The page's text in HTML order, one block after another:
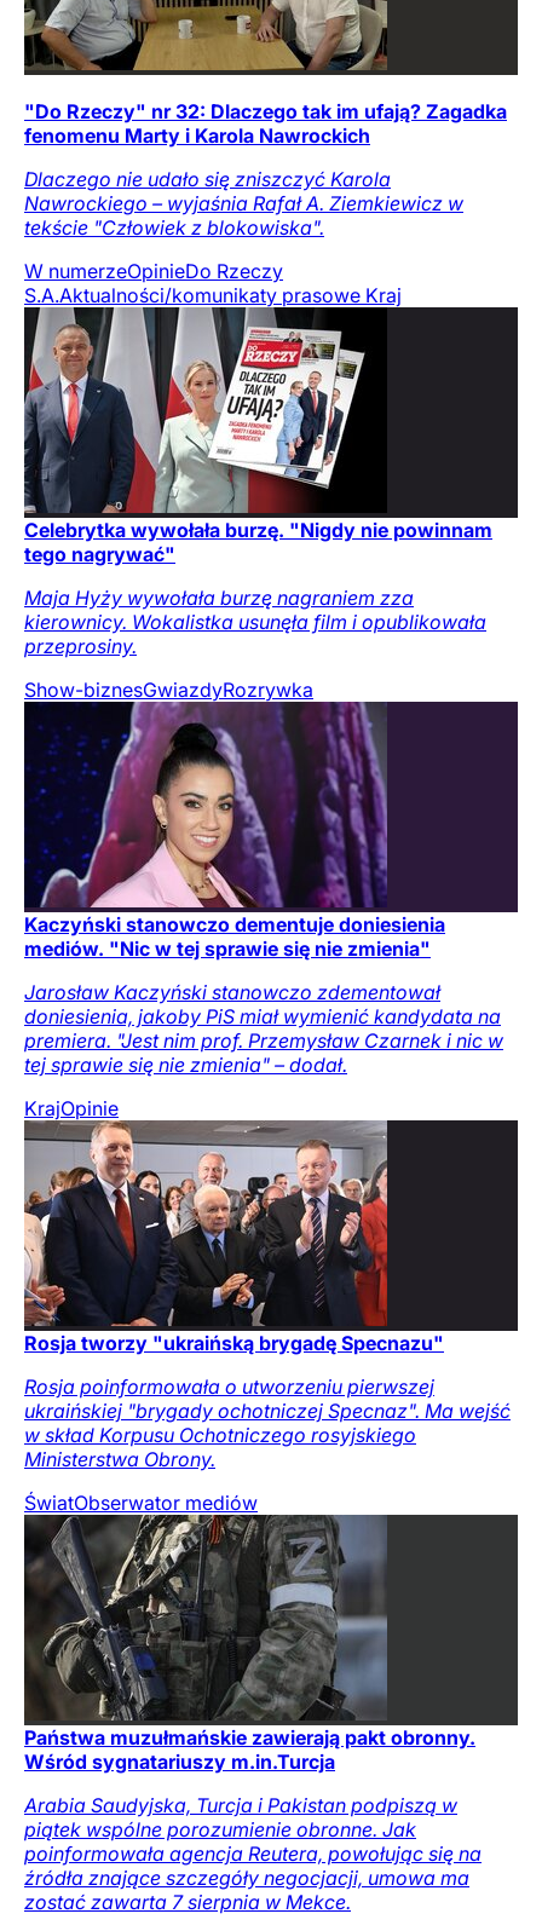
"Do Rzeczy" nr 32: Dlaczego tak im ufają? Zagadka
fenomenu Marty i Karola Nawrockich
Dlaczego nie udało się zniszczyć Karola
Nawrockiego – wyjaśnia Rafał A. Ziemkiewicz w
tekście "Człowiek z blokowiska".
W numerzeOpinieDo Rzeczy
S.A.Aktualności/komunikaty prasowe Kraj
Celebrytka wywołała burzę. "Nigdy nie powinnam
tego nagrywać"
Maja Hyży wywołała burzę nagraniem zza
kierownicy. Wokalistka usunęła film i opublikowała
przeprosiny.
Show-biznesGwiazdyRozrywka
Kaczyński stanowczo dementuje doniesienia
mediów. "Nic w tej sprawie się nie zmienia"
Jarosław Kaczyński stanowczo zdementował
doniesienia, jakoby PiS miał wymienić kandydata na
premiera. "Jest nim prof. Przemysław Czarnek i nic w
tej sprawie się nie zmienia" – dodał.
KrajOpinie
Rosja tworzy "ukraińską brygadę Specnazu"
Rosja poinformowała o utworzeniu pierwszej
ukraińskiej "brygady ochotniczej Specnaz". Ma wejść
w skład Korpusu Ochotniczego rosyjskiego
Ministerstwa Obrony.
ŚwiatObserwator mediów
Państwa muzułmańskie zawierają pakt obronny.
Wśród sygnatariuszy m.in.Turcja
Arabia Saudyjska, Turcja i Pakistan podpiszą w
piątek wspólne porozumienie obronne. Jak
poinformowała agencja Reutera, powołując się na
źródła znające szczegóły negocjacji, umowa ma
zostać zawarta 7 sierpnia w Mekce.